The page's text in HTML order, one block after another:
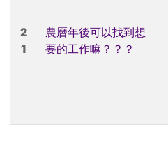
2
1
農曆年後可以找到想
要的工作嘛？？？